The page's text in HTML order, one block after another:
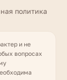
политика
и не
вопросах